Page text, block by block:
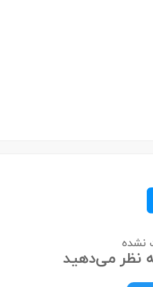
نشده
نظر می‌دهید